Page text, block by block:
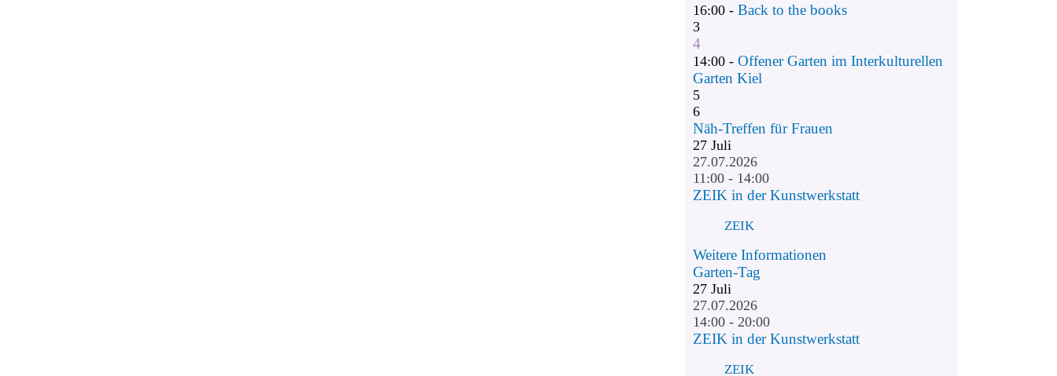
16:00 -Back to the books
3
4
14:00 -Offener Garten im Interkulturellen
Garten Kiel
5
6
Näh-Treffen für Frauen
27 Juli
27.07.2026
11:00 - 14:00
ZEIK in der Kunstwerkstatt
ZEIK
Weitere Informationen
Garten-Tag
27 Juli
27.07.2026
14:00 - 20:00
ZEIK in der Kunstwerkstatt
ZEIK